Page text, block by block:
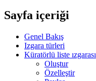
Sayfa içeriği
Genel Bakış
Izgara türleri
Küratörlü liste ızgarası
Oluştur
Özelleştir